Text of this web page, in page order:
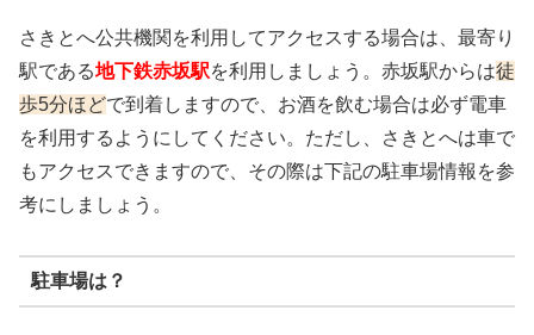
さきとへ公共機関を利用してアクセスする場合は、最寄り
駅である地下鉄赤坂駅を利用しましょう。赤坂駅からは徒
歩5分ほどで到着しますので、お酒を飲む場合は必ず電車
を利用するようにしてください。ただし、さきとへは車で
もアクセスできますので、その際は下記の駐車場情報を参
考にしましょう。
駐車場は？